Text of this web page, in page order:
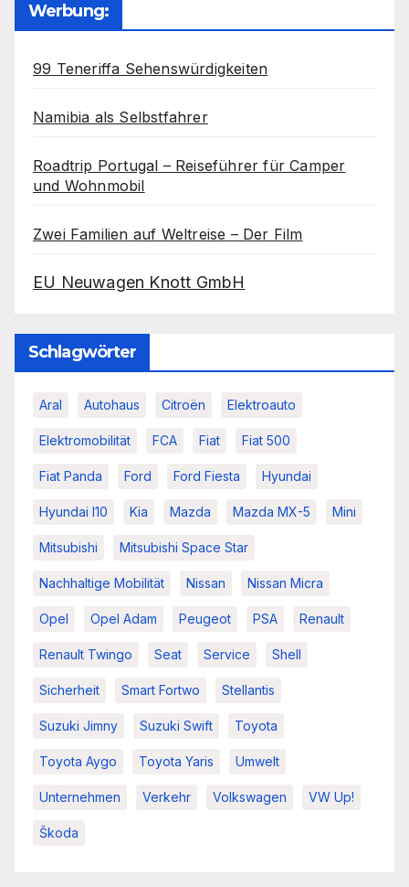
Werbung:
99 Teneriffa Sehenswürdigkeiten
Namibia als Selbstfahrer
Roadtrip Portugal – Reiseführer für Camper
und Wohnmobil
Zwei Familien auf Weltreise – Der Film
EU Neuwagen Knott GmbH
Schlagwörter
Aral Autohaus Citroën Elektroauto
Elektromobilität FCA Fiat Fiat 500
Fiat Panda Ford Ford Fiesta Hyundai
Hyundai I10 Kia Mazda Mazda MX-5 Mini
Mitsubishi Mitsubishi Space Star
Nachhaltige Mobilität Nissan Nissan Micra
Opel Opel Adam Peugeot PSA Renault
Renault Twingo Seat Service Shell
Sicherheit Smart Fortwo Stellantis
Suzuki Jimny Suzuki Swift Toyota
Toyota Aygo Toyota Yaris Umwelt
Unternehmen Verkehr Volkswagen VW Up!
Škoda